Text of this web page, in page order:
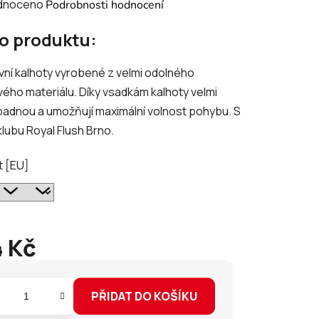
Podrobnosti hodnocení
produktu:
kalhoty vyrobené z velmi odolného
materiálu. Díky vsadkám kalhoty velmi
a umožňují maximální volnost pohybu. S
Royal Flush Brno.
[EU]
Kč
PŘIDAT DO KOŠÍKU